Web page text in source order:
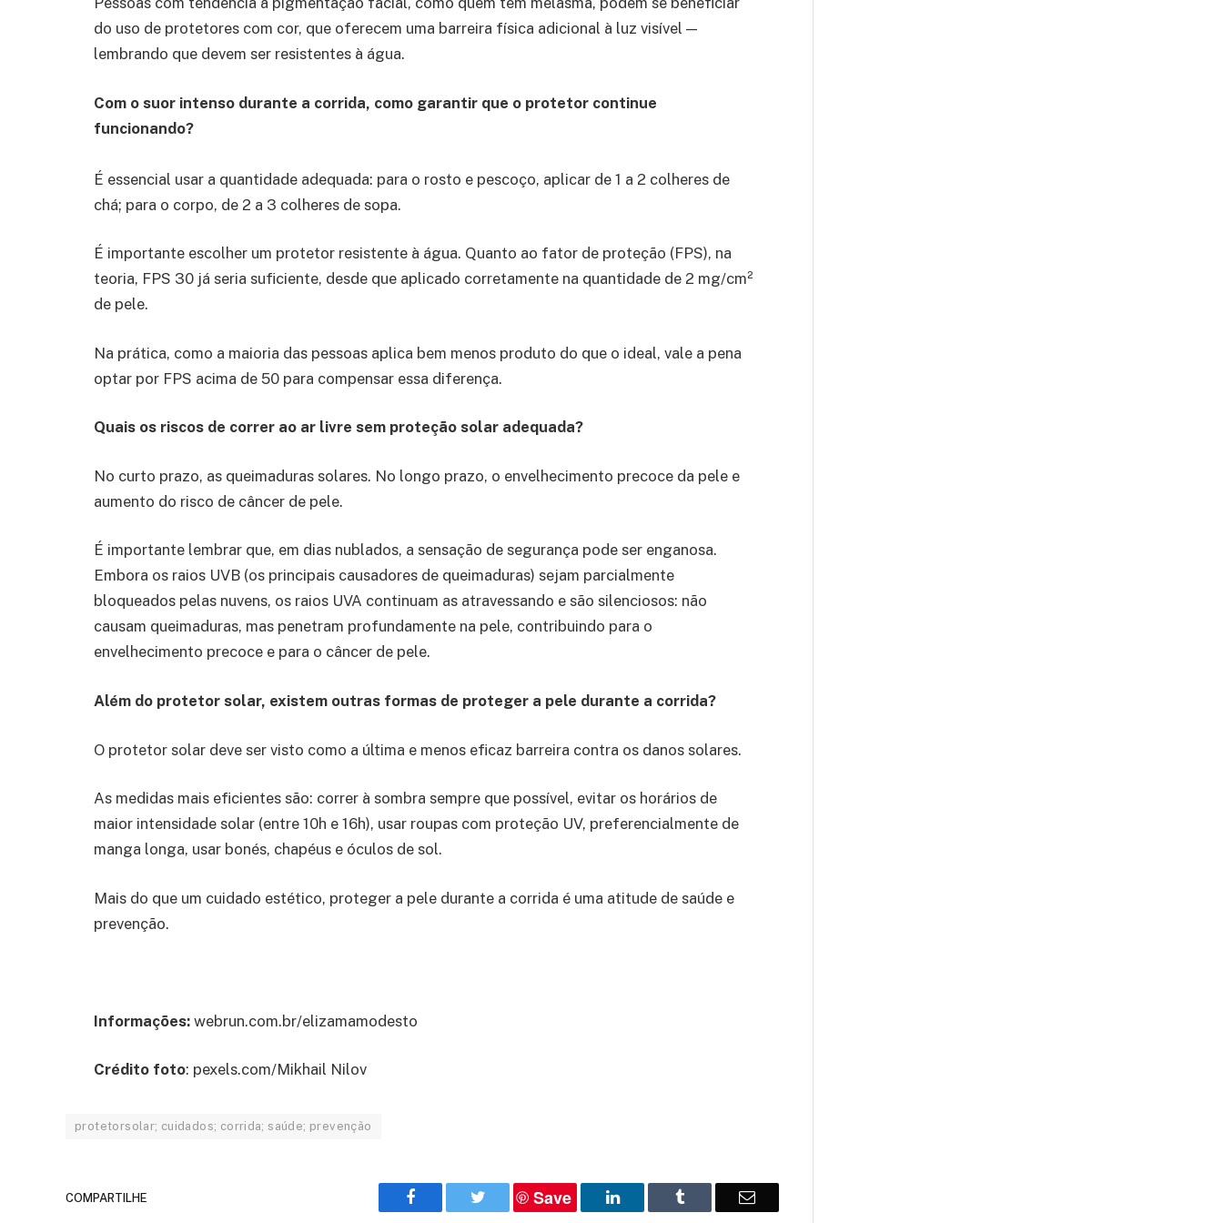
do uso de protetores com cor, que oferecem uma barreira física adicional à luz visível —
lembrando que devem ser resistentes à água.
Com o suor intenso durante a corrida, como garantir que o protetor continue
funcionando?
É essencial usar a quantidade adequada: para o rosto e pescoço, aplicar de 1 a 2 colheres de
chá; para o corpo, de 2 a 3 colheres de sopa.
É importante escolher um protetor resistente à água. Quanto ao fator de proteção (FPS), na
teoria, FPS 30 já seria suficiente, desde que aplicado corretamente na quantidade de 2 mg/cm²
de pele.
Na prática, como a maioria das pessoas aplica bem menos produto do que o ideal, vale a pena
optar por FPS acima de 50 para compensar essa diferença.
Quais os riscos de correr ao ar livre sem proteção solar adequada?
No curto prazo, as queimaduras solares. No longo prazo, o envelhecimento precoce da pele e
aumento do risco de câncer de pele.
É importante lembrar que, em dias nublados, a sensação de segurança pode ser enganosa.
Embora os raios UVB (os principais causadores de queimaduras) sejam parcialmente
bloqueados pelas nuvens, os raios UVA continuam as atravessando e são silenciosos: não
causam queimaduras, mas penetram profundamente na pele, contribuindo para o
envelhecimento precoce e para o câncer de pele.
Além do protetor solar, existem outras formas de proteger a pele durante a corrida?
O protetor solar deve ser visto como a última e menos eficaz barreira contra os danos solares.
As medidas mais eficientes são: correr à sombra sempre que possível, evitar os horários de
maior intensidade solar (entre 10h e 16h), usar roupas com proteção UV, preferencialmente de
manga longa, usar bonés, chapéus e óculos de sol.
Mais do que um cuidado estético, proteger a pele durante a corrida é uma atitude de saúde e
prevenção.
Informações: webrun.com.br/elizamamodesto
Crédito foto: pexels.com/Mikhail Nilov
protetorsolar; cuidados; corrida; saúde; prevenção
COMPARTILHE Facebook Twitter Save LinkedIn Tumblr Email